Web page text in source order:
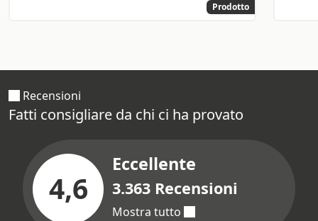
Prodotto
Recensioni
Fatti consigliare da chi ci ha provato
4,6
Eccellente
3.363 Recensioni
Mostra tutto